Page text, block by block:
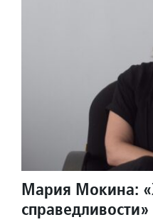
Мария Мокина:
справедливости»